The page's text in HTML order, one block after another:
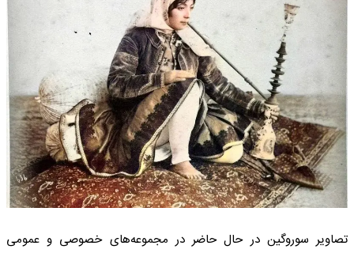
تصاویر سوروگین در حال حاضر در مجموعه‌های خصوصی و عمومی